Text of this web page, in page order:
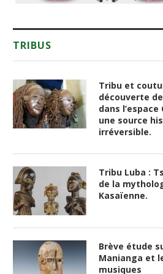
TRIBUS
Tribu et
découverte
dans l’espace
une source
irréversible.
Tribu Luba :
de la
Kasaïenne.
Brève étude
Manianga et
musiques